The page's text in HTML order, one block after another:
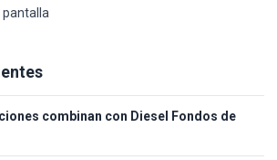
pantalla
combinan con Diesel Fondos de